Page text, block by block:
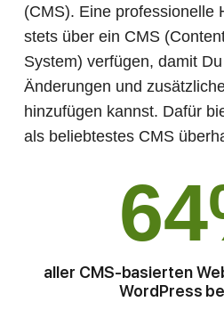
(CMS). Eine professionelle
stets über ein CMS
System) verfügen, damit
Änderungen und
hinzufügen kannst. Dafür
als beliebtestes CMS
64
aller CMS-basierten
WordPress